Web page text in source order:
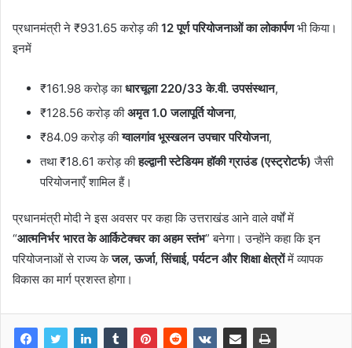
प्रधानमंत्री ने ₹931.65 करोड़ की12 पूर्ण परियोजनाओं का लोकार्पणभी किया।
इनमें
₹161.98 करोड़ काधारचूला 220/33 के.वी. उपसंस्थान,
₹128.56 करोड़ कीअमृत 1.0 जलापूर्ति योजना,
₹84.09 करोड़ कीग्वालगांव भूस्खलन उपचार परियोजना,
तथा ₹18.61 करोड़ कीहल्द्वानी स्टेडियम हॉकी ग्राउंड (एस्ट्रोटर्फ) जैसी
परियोजनाएँ शामिल हैं।
प्रधानमंत्री मोदी ने इस अवसर पर कहा कि उत्तराखंड आने वाले वर्षों में
“आत्मनिर्भर भारत के आर्किटेक्चर का अहम स्तंभ” बनेगा। उन्होंने कहा कि इन
परियोजनाओं से राज्य केजल, ऊर्जा, सिंचाई, पर्यटन और शिक्षा क्षेत्रोंमें व्यापक
विकास का मार्ग प्रशस्त होगा।